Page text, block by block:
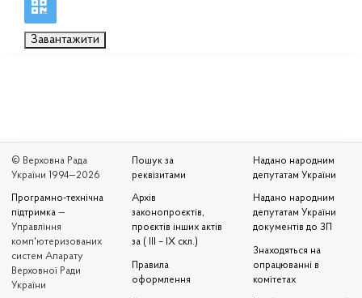
Завантажити
© Верховна Рада
України 1994—2026
Програмно-технічна
підтримка —
Управління
комп'ютеризованих
систем Апарату
Верховної Ради
України
Пошук за
реквізитами
Архів
законопроєктів,
проєктів інших актів
за ( III – IX скл.)
Правила
оформлення
Надано народним
депутатам України
Надано народним
депутатам України
документів до ЗП
Знаходяться на
опрацюванні в
комітетах